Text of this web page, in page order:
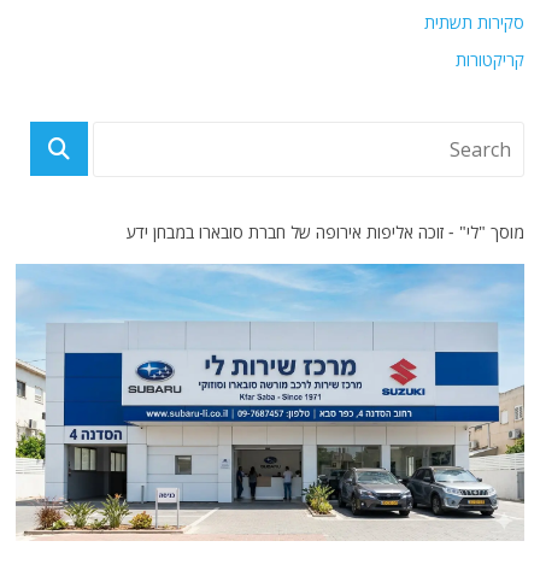
סקירות תשתית
קריקטורות
מוסך "לי" - זוכה אליפות אירופה של חברת סובארו במבחן ידע